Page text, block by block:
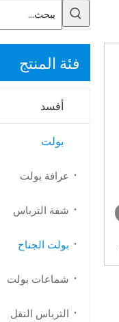
فئة المنتج
أفسد
بولت
عرافة بولت
شفة الترباس
بولت الجناح
شماعات بولت
الترباس النقل